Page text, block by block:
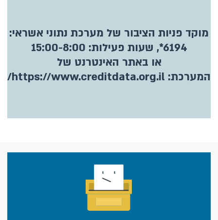
מוקד פניות הציבור של מערכת נתוני אשראי:
6194*, שעות פעילות: 15:00-8:00
או באתר האינטרנט של
המערכת: https://www.creditdata.org.il/